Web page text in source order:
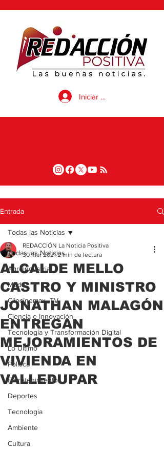
Iniciar sesión
Entrada
Todas las Noticias
Agroindustria
Moda
Clipcinemax_TV
Ciencia e Innovación
Tecnología y Transformación Digital
Lo Ultimo
Politica
Entretenimiento
Deportes
Tecnologia
Ambiente
Cultura
Todas las Noticias
ALCALDE MELLO
CASTRO Y MINISTRO
JONATHAN MALAGÓN
ENTREGAN
MEJORAMIENTOS DE
VIVIENDA EN
VALLEDUPAR
REDACCIÓN La Noticia Positiva
30 mar 2021 2 min de lectura